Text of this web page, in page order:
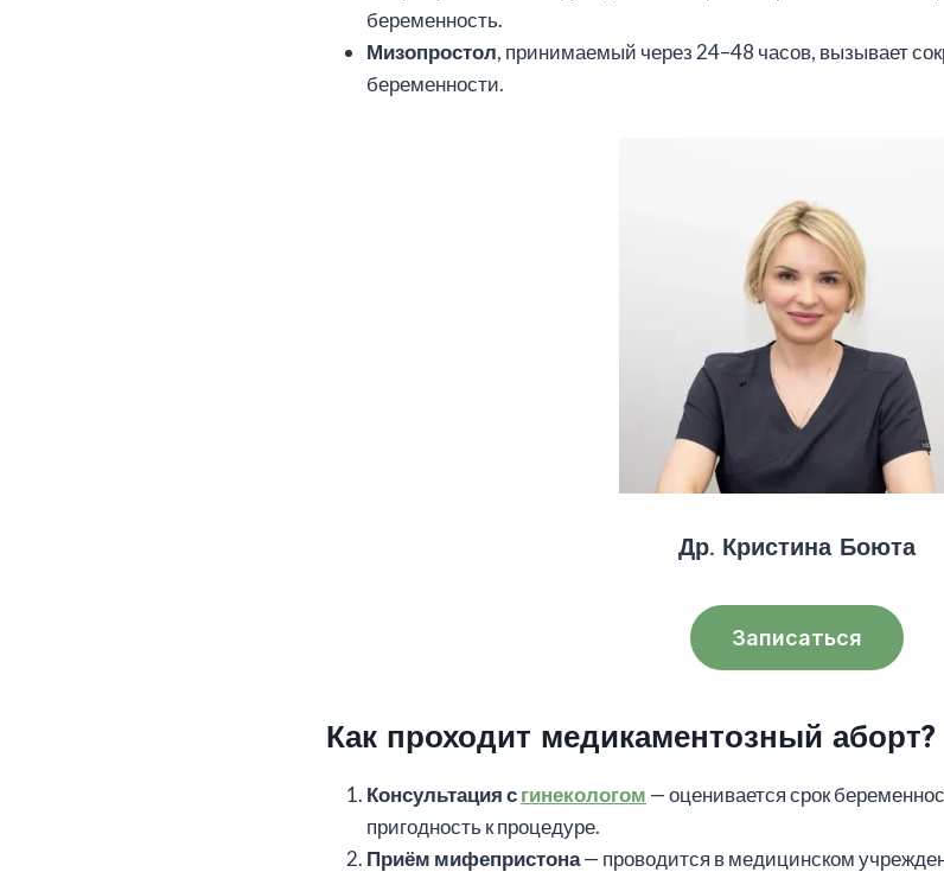
беременность.
Мизопростол, принимаемый через 24–48 часов, вызывает
беременности.
Др. Кристина Боюта
Записаться
Как проходит медикаментозный аборт?
Консультация сгинекологом — оценивается срок
пригодность к процедуре.
Приём мифепристона— проводится в медицинском